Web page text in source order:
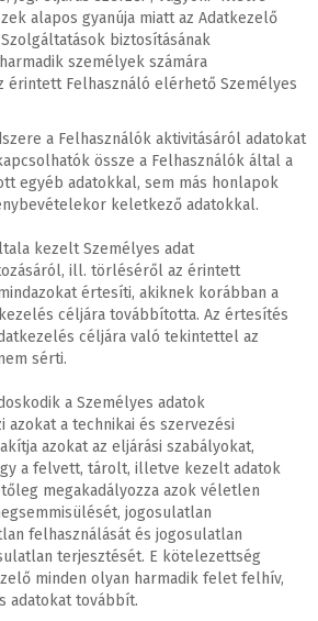
alapos gyanúja miatt az Adatkezelő
biztosításának
személyek számára
érintett Felhasználó elérhető Személyes
a Felhasználók aktivitásáról adatokat
össze a Felhasználók által a
egyéb adatokkal, sem más honlapok
keletkező adatokkal.
kezelt Személyes adat
ill. törléséről az érintett
értesíti, akiknek korábban a
céljára továbbította. Az értesítés
céljára való tekintettel az
sérti.
a Személyes adatok
azokat a technikai és szervezési
azokat az eljárási szabályokat,
a felvett, tárolt, illetve kezelt adatok
megakadályozza azok véletlen
jogosulatlan
felhasználását és jogosulatlan
terjesztését. E kötelezettség
minden olyan harmadik felet felhív,
adatokat továbbít.